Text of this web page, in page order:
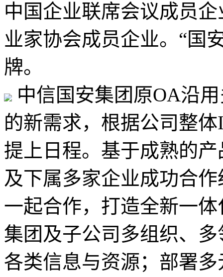
中国企业联席会议成员
业家协会成员企业。“国
牌。
中信国安集团原OA沿
的新需求，根据公司整
提上日程。基于成熟的
及下属多家企业成功合
一起合作，打造全新一
集团及子公司多组织、
各类信息与资源；部署